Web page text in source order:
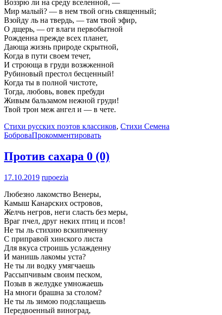
Воззрю ли на среду вселенной, —
Мир малый? — в нем твой огнь священный;
Взойду ль на твердь, — там твой эфир,
О дщерь, — от влаги первобытной
Рожденна прежде всех планет,
Дающа жизнь природе скрытной,
Когда в пути своем течет,
И строюща в груди возжженной
Рубиновый престол бесценный!
Когда ты в полной чистоте,
Тогда, любовь, вовек пребуди
Живым бальзамом нежной груди!
Твой трон меж ангел и — в чете.
Стихи русских поэтов классиков, Стихи Семена
БоброваПрокомментировать
Против сахара 0 (0)
17.10.2019 rupoezia
Любезно лакомство Венеры,
Камыш Канарских островов,
Желчь негров, неги сласть без меры,
Враг пчел, друг неких птиц и псов!
Не ты ль стихию вскипяченну
С приправой хинского листа
Для вкуса строишь услажденну
И манишь лакомы уста?
Не ты ли водку умягчаешь
Рассыпчивым своим песком,
Позыв в желудке умножаешь
На многи брашна за столом?
Не ты ль зимою подслащаешь
Передвоенный виноград,